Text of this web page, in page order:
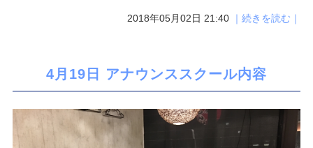
2018年05月02日 21:40 ｜続きを読む｜
4月19日 アナウンススクール内容